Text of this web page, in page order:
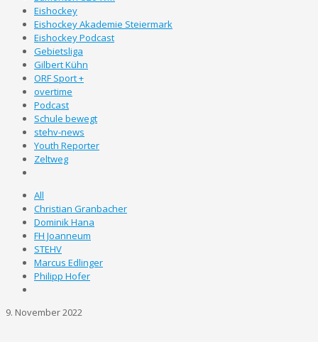
Eishockey
Eishockey Akademie Steiermark
Eishockey Podcast
Gebietsliga
Gilbert Kühn
ORF Sport +
overtime
Podcast
Schule bewegt
stehv-news
Youth Reporter
Zeltweg
All
Christian Granbacher
Dominik Hana
FH Joanneum
STEHV
Marcus Edlinger
Philipp Hofer
9. November 2022